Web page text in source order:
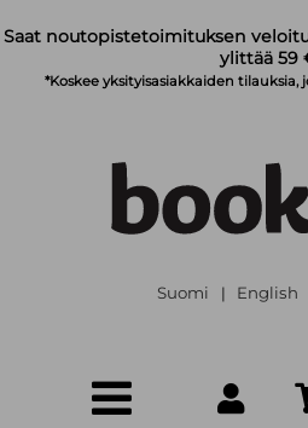
Saat noutopistetoimituksen
ylittää 59
*Koskee yksityisasiakkaiden
Suomi | English